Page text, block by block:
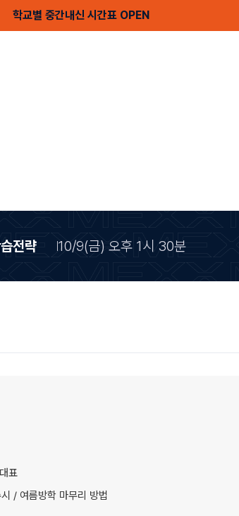
학교별 중간내신 시간표 OPEN
전략 10/9(금) 오후 1시 30분
표
/ 여름방학 마무리 방법